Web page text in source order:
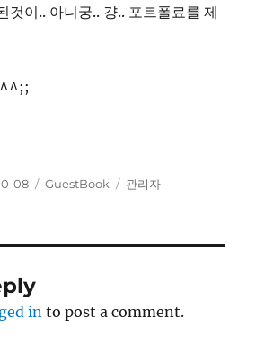
것이.. 아니궁.. 걍.. 포트폴료를 제
^^;;
08 Categories
GuestBook Tags
관리자
in to post a comment.